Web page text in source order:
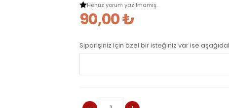
Henüz yorum yazılmamış.
90,00 ₺
Siparişiniz için özel bir isteğiniz var ise